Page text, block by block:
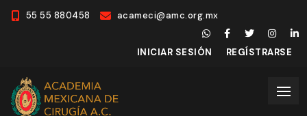
55 55 880458 acameci@amc.org.mx
INICIAR SESIÓN REGÍSTRARSE